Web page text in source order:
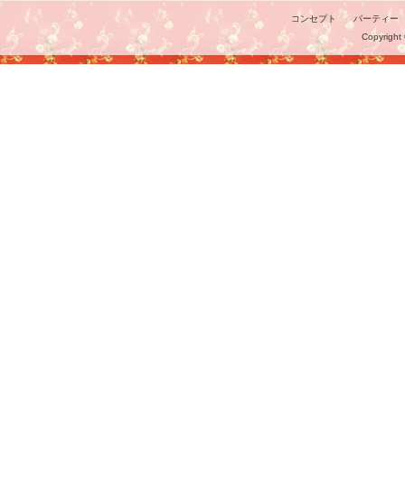
コンセプト
パーティー
Copyright